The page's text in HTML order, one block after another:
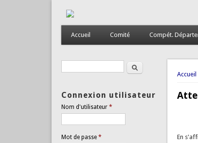
Accueil Comité Compét.
Accueil
En
Formulaire de recherche
Rechercher
Connexion utilisateur
Nom d'utilisateur *
Mot de passe *